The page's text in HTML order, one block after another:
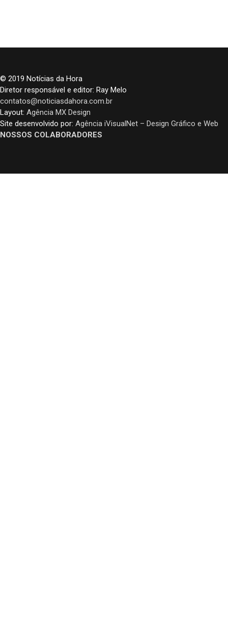
© 2019 Notícias da Hora
Diretor responsável e editor: Ray Melo
contatos@noticiasdahora.com.br
Layout: Agência MX Design
Site desenvolvido por: Agência iVisualNet – Design Gráfico e Web
NOSSOS COLABORADORES